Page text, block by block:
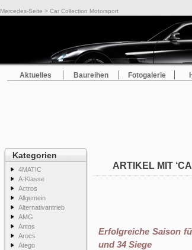
Mercedes-Seite > Car Collection Motorsport
Aktuelles Baureihen Fotogalerie
Kategorien
4MATIC
A-Klasse
Actros
Allgemein
Alternativantrieb
AMG
Antos
Arocs
Atego
ARTIKEL MIT
Erfolgreiche Saison
und 34 Siege